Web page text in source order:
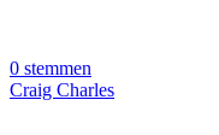
0 stemmen
Craig Charles